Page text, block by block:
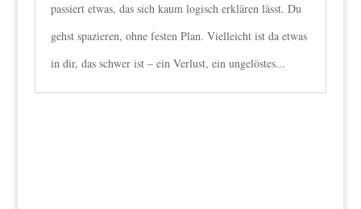
passiert etwas, das sich kaum logisch erklären lässt. Du
gehst spazieren, ohne festen Plan. Vielleicht ist da etwas
in dir, das schwer ist – ein Verlust, ein ungelöstes...